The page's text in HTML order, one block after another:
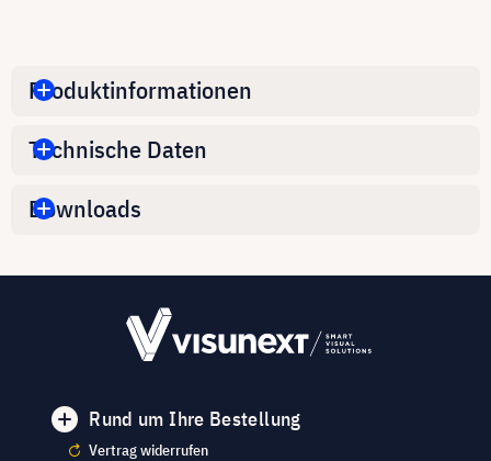
Produktinformationen
Technische Daten
Downloads
Rund um Ihre Bestellung
Vertrag widerrufen